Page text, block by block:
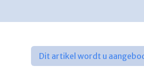
Dit artikel wordt u